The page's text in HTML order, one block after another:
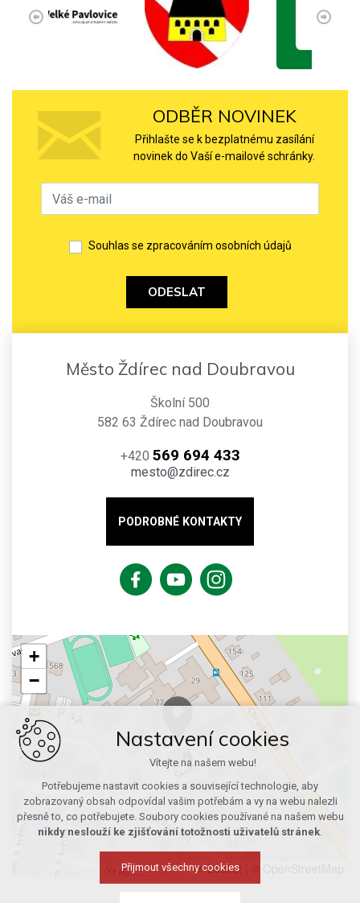
ODBĚR NOVINEK
Přihlašte se k bezplatnému zasílání
novinek do Vaší e-mailové schránky.
Souhlas se zpracováním osobních údajů
ODESLAT
Město Ždírec nad Doubravou
Školní 500
582 63 Ždírec nad Doubravou
+420 569 694 433
mesto@zdirec.cz
PODROBNÉ KONTAKTY
+
−
Leaflet
Nastavení cookies
Vítejte na našem webu!
Potřebujeme nastavit cookies a související technologie, aby
zobrazovaný obsah odpovídal vašim potřebám a vy na webu nalezli
přesně to, co potřebujete. Soubory cookies používané na našem webu
nikdy neslouží ke zjišťování totožnosti uživatelů stránek.
Přijmout všechny cookies